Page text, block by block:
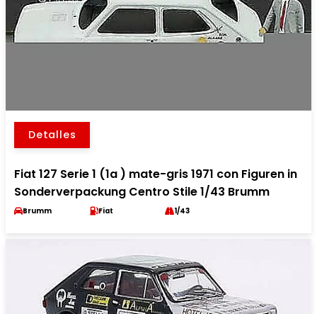
Detalles
Fiat 127 Serie 1 (1a ) mate-gris 1971 con Figuren in
Sonderverpackung Centro Stile 1/43 Brumm
Brumm Fiat 1/43